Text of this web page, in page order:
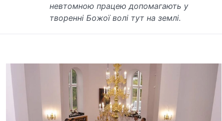
невтомною працею допомагають у
творенні Божої волі тут на землі.